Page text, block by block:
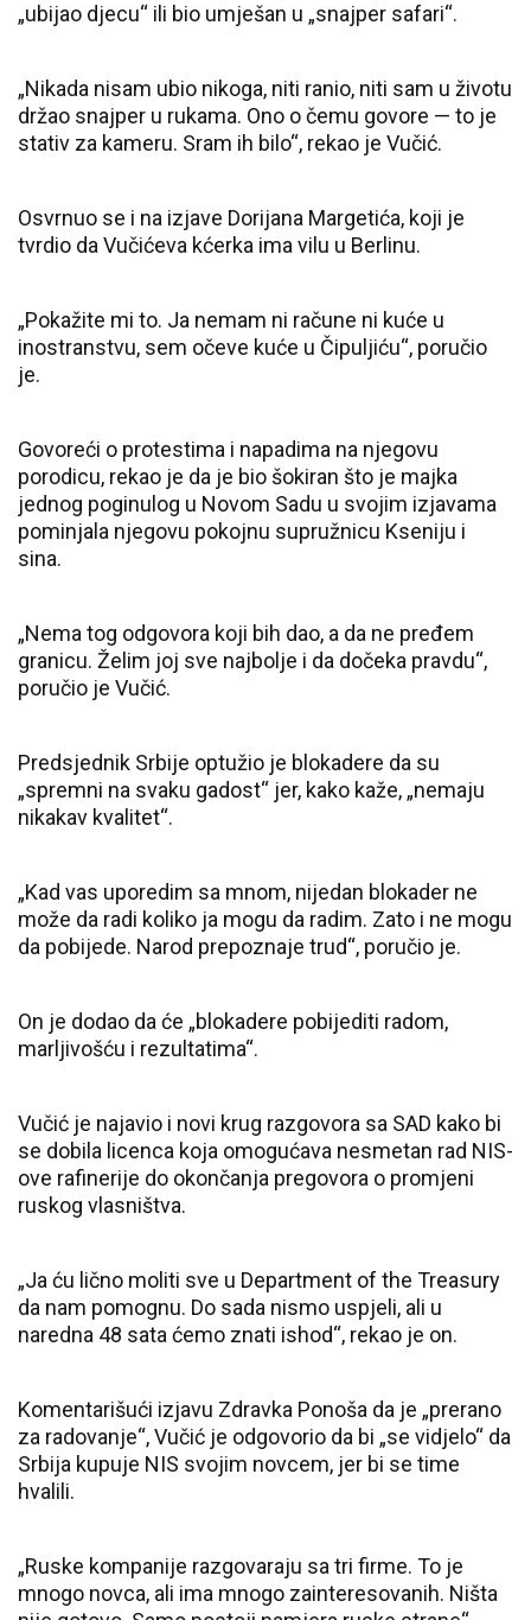
„ubijao djecu“ ili bio umješan u „snajper safari“.
„Nikada nisam ubio nikoga, niti ranio, niti sam u životu
držao snajper u rukama. Ono o čemu govore — to je
stativ za kameru. Sram ih bilo“, rekao je Vučić.
Osvrnuo se i na izjave Dorijana Margetića, koji je
tvrdio da Vučićeva kćerka ima vilu u Berlinu.
„Pokažite mi to. Ja nemam ni račune ni kuće u
inostranstvu, sem očeve kuće u Čipuljiću“, poručio
je.
Govoreći o protestima i napadima na njegovu
porodicu, rekao je da je bio šokiran što je majka
jednog poginulog u Novom Sadu u svojim izjavama
pominjala njegovu pokojnu supružnicu Kseniju i
sina.
„Nema tog odgovora koji bih dao, a da ne pređem
granicu. Želim joj sve najbolje i da dočeka pravdu“,
poručio je Vučić.
Predsjednik Srbije optužio je blokadere da su
„spremni na svaku gadost“ jer, kako kaže, „nemaju
nikakav kvalitet“.
„Kad vas uporedim sa mnom, nijedan blokader ne
može da radi koliko ja mogu da radim. Zato i ne mogu
da pobijede. Narod prepoznaje trud“, poručio je.
On je dodao da će „blokadere pobijediti radom,
marljivošću i rezultatima“.
Vučić je najavio i novi krug razgovora sa SAD kako bi
se dobila licenca koja omogućava nesmetan rad NIS-
ove rafinerije do okončanja pregovora o promjeni
ruskog vlasništva.
„Ja ću lično moliti sve u Department of the Treasury
da nam pomognu. Do sada nismo uspjeli, ali u
naredna 48 sata ćemo znati ishod“, rekao je on.
Komentarišući izjavu Zdravka Ponoša da je „prerano
za radovanje“, Vučić je odgovorio da bi „se vidjelo“ da
Srbija kupuje NIS svojim novcem, jer bi se time
hvalili.
„Ruske kompanije razgovaraju sa tri firme. To je
mnogo novca, ali ima mnogo zainteresovanih. Ništa